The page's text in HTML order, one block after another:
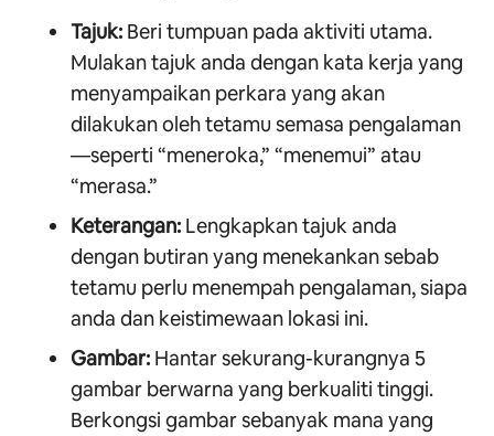
Tajuk: Beri tumpuan pada aktiviti utama.
Mulakan tajuk anda dengan kata kerja yang
menyampaikan perkara yang akan
dilakukan oleh tetamu semasa pengalaman
—seperti “meneroka,” “menemui” atau
“merasa.”
Keterangan: Lengkapkan tajuk anda
dengan butiran yang menekankan sebab
tetamu perlu menempah pengalaman, siapa
anda dan keistimewaan lokasi ini.
Gambar: Hantar sekurang-kurangnya 5
gambar berwarna yang berkualiti tinggi.
Berkongsi gambar sebanyak mana yang